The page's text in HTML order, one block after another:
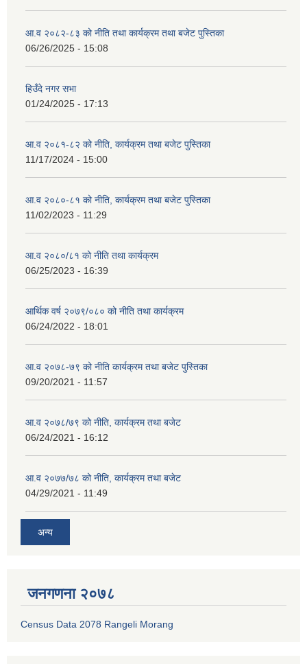
आ.व २०८२-८३ को नीति तथा कार्यक्रम तथा बजेट पुस्तिका
06/26/2025 - 15:08
हिउँदे नगर सभा
01/24/2025 - 17:13
आ.व २०८१-८२ को नीति, कार्यक्रम तथा बजेट पुस्तिका
11/17/2024 - 15:00
आ.व २०८०-८१ को नीति, कार्यक्रम तथा बजेट पुस्तिका
11/02/2023 - 11:29
आ.व २०८०/८१ को नीति तथा कार्यक्रम
06/25/2023 - 16:39
आर्थिक वर्ष २०७९/०८० को नीति तथा कार्यक्रम
06/24/2022 - 18:01
आ.व २०७८-७९ को नीति कार्यक्रम तथा बजेट पुस्तिका
09/20/2021 - 11:57
आ.व २०७८/७९ को नीति, कार्यक्रम तथा बजेट
06/24/2021 - 16:12
आ.व २०७७/७८ को नीति, कार्यक्रम तथा बजेट
04/29/2021 - 11:49
अन्य
जनगणना २०७८
Census Data 2078 Rangeli Morang